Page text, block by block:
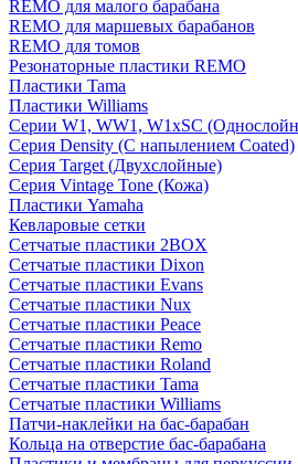
REMO для малого барабана
REMO для маршевых барабанов
REMO для томов
Резонаторные пластики REMO
Пластики Tama
Пластики Williams
Серии W1, WW1, W1xSC
Серия Density (C напылением Coated)
Серия Target (Двухслойные)
Серия Vintage Tone (Кожа)
Пластики Yamaha
Кевларовые сетки
Сетчатые пластики 2BOX
Сетчатые пластики Dixon
Сетчатые пластики Evans
Сетчатые пластики Nux
Сетчатые пластики Peace
Сетчатые пластики Remo
Сетчатые пластики Roland
Сетчатые пластики Tama
Сетчатые пластики Williams
Патчи-наклейки на бас-барабан
Кольца на отверстие бас-барабана